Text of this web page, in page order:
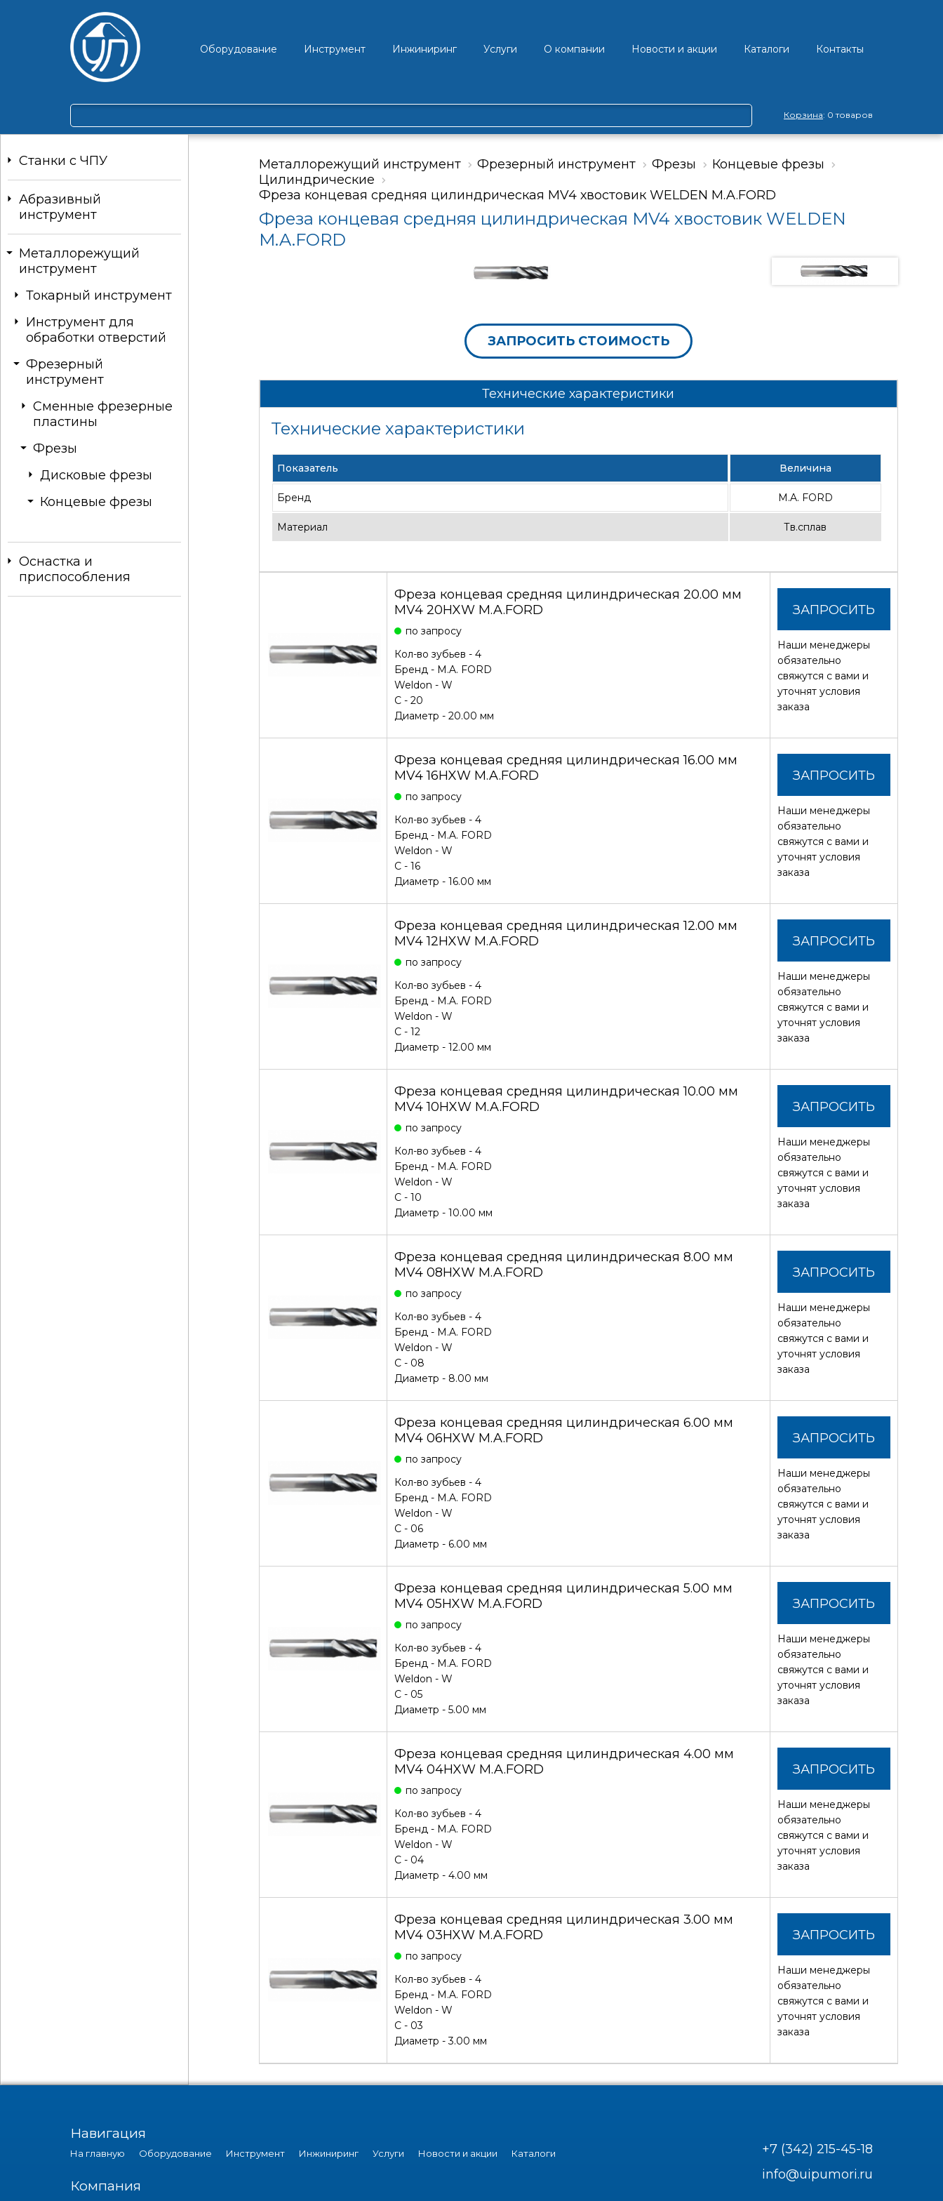
Оборудование Инструмент Инжиниринг Услуги О компании Новости и акции Каталоги Контакты
Корзина: 0 товаров
Станки c ЧПУ
Абразивный
инструмент
Металлорежущий
инструмент
Токарный инструмент
Инструмент для
обработки отверстий
Фрезерный
инструмент
Сменные фрезерные
пластины
Фрезы
Дисковые фрезы
Концевые фрезы
Оснастка и
приспособления
Металлорежущий инструмент Фрезерный инструмент Фрезы
Концевые фрезы
Цилиндрические
Фреза концевая средняя цилиндрическая MV4 хвостовик WELDEN M.A.FORD
Фреза концевая средняя цилиндрическая MV4 хвостовик WELDEN
M.A.FORD
ЗАПРОСИТЬ СТОИМОСТЬ
Технические характеристики
Технические характеристики
Показатель Величина
Бренд M.A. FORD
Материал Тв.сплав
Фреза концевая средняя цилиндрическая 20.00 мм
MV4 20HXW M.A.FORD
по запросу
Кол-во зубьев - 4
Бренд - M.A. FORD
Weldon - W
С - 20
Диаметр - 20.00 мм
ЗАПРОСИТЬ
СТОИМОСТЬ
Наши менеджеры
обязательно
свяжутся с вами и
уточнят условия
заказа
Фреза концевая средняя цилиндрическая 16.00 мм
MV4 16HXW M.A.FORD
по запросу
Кол-во зубьев - 4
Бренд - M.A. FORD
Weldon - W
С - 16
Диаметр - 16.00 мм
ЗАПРОСИТЬ
СТОИМОСТЬ
Наши менеджеры
обязательно
свяжутся с вами и
уточнят условия
заказа
Фреза концевая средняя цилиндрическая 12.00 мм
MV4 12HXW M.A.FORD
по запросу
Кол-во зубьев - 4
Бренд - M.A. FORD
Weldon - W
С - 12
Диаметр - 12.00 мм
ЗАПРОСИТЬ
СТОИМОСТЬ
Наши менеджеры
обязательно
свяжутся с вами и
уточнят условия
заказа
Фреза концевая средняя цилиндрическая 10.00 мм
MV4 10HXW M.A.FORD
по запросу
Кол-во зубьев - 4
Бренд - M.A. FORD
Weldon - W
С - 10
Диаметр - 10.00 мм
ЗАПРОСИТЬ
СТОИМОСТЬ
Наши менеджеры
обязательно
свяжутся с вами и
уточнят условия
заказа
Фреза концевая средняя цилиндрическая 8.00 мм
MV4 08HXW M.A.FORD
по запросу
Кол-во зубьев - 4
Бренд - M.A. FORD
Weldon - W
С - 08
Диаметр - 8.00 мм
ЗАПРОСИТЬ
СТОИМОСТЬ
Наши менеджеры
обязательно
свяжутся с вами и
уточнят условия
заказа
Фреза концевая средняя цилиндрическая 6.00 мм
MV4 06HXW M.A.FORD
по запросу
Кол-во зубьев - 4
Бренд - M.A. FORD
Weldon - W
С - 06
Диаметр - 6.00 мм
ЗАПРОСИТЬ
СТОИМОСТЬ
Наши менеджеры
обязательно
свяжутся с вами и
уточнят условия
заказа
Фреза концевая средняя цилиндрическая 5.00 мм
MV4 05HXW M.A.FORD
по запросу
Кол-во зубьев - 4
Бренд - M.A. FORD
Weldon - W
С - 05
Диаметр - 5.00 мм
ЗАПРОСИТЬ
СТОИМОСТЬ
Наши менеджеры
обязательно
свяжутся с вами и
уточнят условия
заказа
Фреза концевая средняя цилиндрическая 4.00 мм
MV4 04HXW M.A.FORD
по запросу
Кол-во зубьев - 4
Бренд - M.A. FORD
Weldon - W
С - 04
Диаметр - 4.00 мм
ЗАПРОСИТЬ
СТОИМОСТЬ
Наши менеджеры
обязательно
свяжутся с вами и
уточнят условия
заказа
Фреза концевая средняя цилиндрическая 3.00 мм
MV4 03HXW M.A.FORD
по запросу
Кол-во зубьев - 4
Бренд - M.A. FORD
Weldon - W
С - 03
Диаметр - 3.00 мм
ЗАПРОСИТЬ
СТОИМОСТЬ
Наши менеджеры
обязательно
свяжутся с вами и
уточнят условия
заказа
Навигация
На главную Оборудование Инструмент Инжиниринг Услуги Новости и акции Каталоги
Компания
+7 (342) 215-45-18
info@uipumori.ru